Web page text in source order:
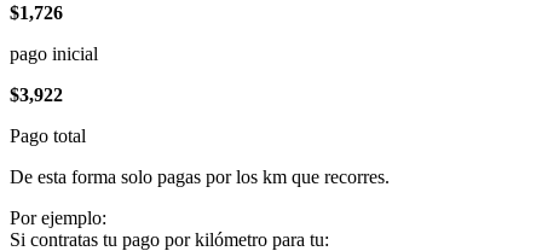
$1,726
pago inicial
$3,922
Pago total
De esta forma solo pagas por los km que recorres.
Por ejemplo:
Si contratas tu pago por kilómetro para tu: